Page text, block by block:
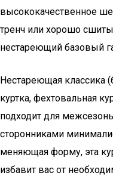
высококачественное
тренч или хорошо
нестареющий базовый
Нестареющая классика
куртка, фехтовальная
подходит для
сторонниками
меняющая форму, эта
избавит вас от